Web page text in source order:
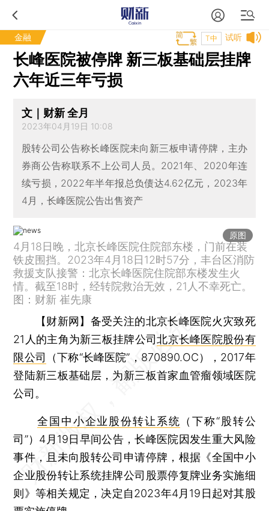
金融 试听
T中
长峰医院被停牌 新三板基础层挂牌
六年近三年亏损
文｜财新 全月
2023年04月19日 10:08
股转公司公告称长峰医院未向新三板申请停牌，主办
券商公告称联系不上公司人员。2021年、2020年连
续亏损，2022年半年报总负债达4.62亿元，2023年
4月，长峰医院公告出售资产
原图
4月18日晚，北京长峰医院住院部东楼，门前在装
铁皮围挡。2023年4月18日12时57分，丰台区消防
救援支队接警：北京长峰医院住院部东楼发生火
情。截至18时，经转院救治无效，21人不幸死亡。
图：财新 崔先康
【财新网】 备受关注的北京长峰医院火灾致死
21人的主角为新三板挂牌公司北京长峰医院股份有
限公司
（下称“长峰医院”，870890.OC），2017年
登陆新三板基础层，为新三板首家血管瘤领域医院
公司。
全国中小企业股份转让系统 （下称“股转公
司”）4月19日早间公告，长峰医院因发生重大风险
事件，且未向股转公司申请停牌，根据《全国中小
企业股份转让系统挂牌公司股票停复牌业务实施细
则》等相关规定，决定自2023年4月19日起对其股